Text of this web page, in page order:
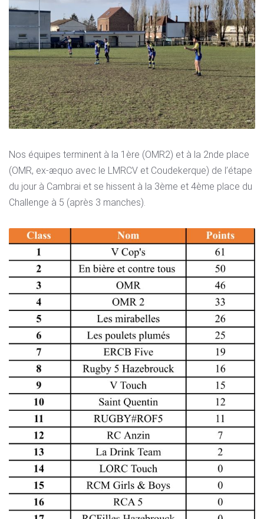
Nos équipes terminent à la 1ère (OMR2) et à la 2nde place
(OMR, ex-æquo avec le LMRCV et Coudekerque) de l’étape
du jour à Cambrai et se hissent à la 3ème et 4ème place du
Challenge à 5 (après 3 manches).